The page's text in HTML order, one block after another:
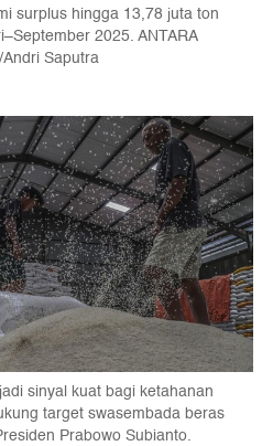
surplus hingga 13,78 juta ton
2025. ANTARA
Saputra
sinyal kuat bagi ketahanan
target swasembada beras
Prabowo Subianto.